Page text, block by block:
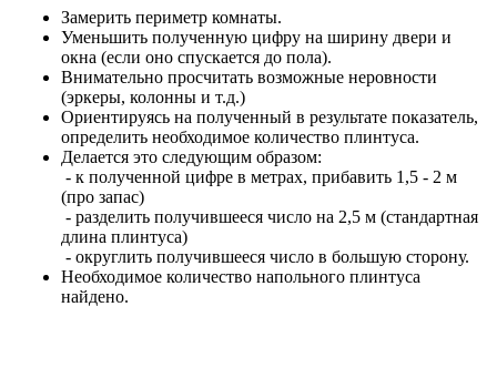
Замерить периметр комнаты.
Уменьшить полученную цифру на ширину двери и
окна (если оно спускается до пола).
Внимательно просчитать возможные неровности
(эркеры, колонны и т.д.)
Ориентируясь на полученный в результате показатель,
определить необходимое количество плинтуса.
Делается это следующим образом:
- к полученной цифре в метрах, прибавить 1,5 - 2 м
(про запас)
- разделить получившееся число на 2,5 м (стандартная
длина плинтуса)
- округлить получившееся число в большую сторону.
Необходимое количество напольного плинтуса
найдено.